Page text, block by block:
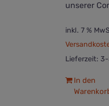
unserer
inkl. 7 %
Lieferzeit:
In den